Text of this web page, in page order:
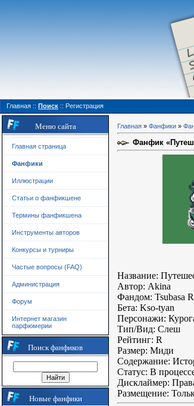
Главная :: Поиск :: Регистрация
Меню сайта
Главная страница
Фанфики
Иллюстрации
Статьи о фанфикшене
Термины фанфикшена
Инструменты авторов
Конкурсы и турниры
Частые вопросы (FAQ)
Администрация
Форум
Интернет магазин
парфюмерии
Поиск фанфиков
Новые фанфики
Главная » Фанфики »
Фанфик
Название:
Автор: Akina
Фандом: Tsubasa
Бета: Kso-tyan
Персонажи:
Тип/Вид: Слеш
Рейтинг: R
Размер: Миди
Содержание:
Статус: В
Дисклаймер:
Размещение: